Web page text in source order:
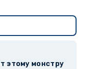
этому монстру